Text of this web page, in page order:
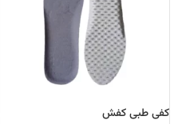
کفی طبی کفش